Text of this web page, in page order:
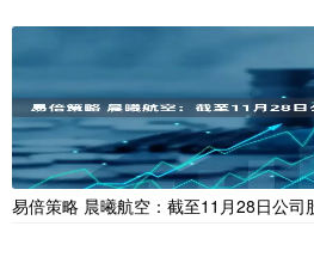
易倍策略 晨曦航空：截至11月28日公司